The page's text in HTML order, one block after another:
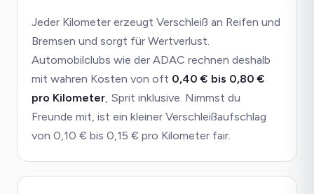
Jeder Kilometer erzeugt Verschleiß an Reifen und
Bremsen und sorgt für Wertverlust.
Automobilclubs wie der ADAC rechnen deshalb
mit wahren Kosten von oft 0,40 € bis 0,80 €
pro Kilometer, Sprit inklusive. Nimmst du
Freunde mit, ist ein kleiner Verschleißaufschlag
von 0,10 € bis 0,15 € pro Kilometer fair.